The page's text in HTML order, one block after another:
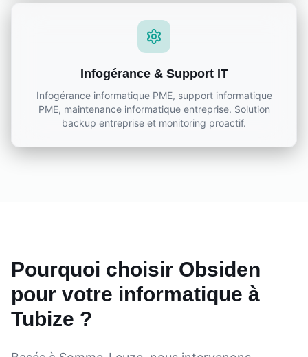
Infogérance & Support IT
Infogérance informatique PME, support informatique
PME, maintenance informatique entreprise. Solution
backup entreprise et monitoring proactif.
Pourquoi choisir Obsiden
pour votre informatique à
Tubize ?